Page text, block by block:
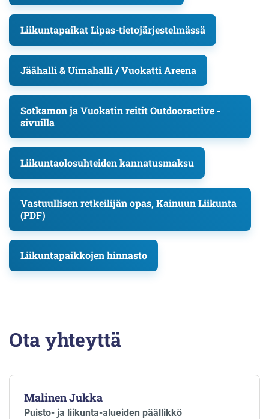
Liikuntapaikat Lipas-tietojärjestelmässä
Jäähalli & Uimahalli / Vuokatti Areena
Sotkamon ja Vuokatin reitit Outdooractive -
sivuilla
Liikuntaolosuhteiden kannatusmaksu
Vastuullisen retkeilijän opas, Kainuun Liikunta
(PDF)
Liikuntapaikkojen hinnasto
Ota yhteyttä
Malinen Jukka
Puisto- ja liikunta-alueiden päällikkö